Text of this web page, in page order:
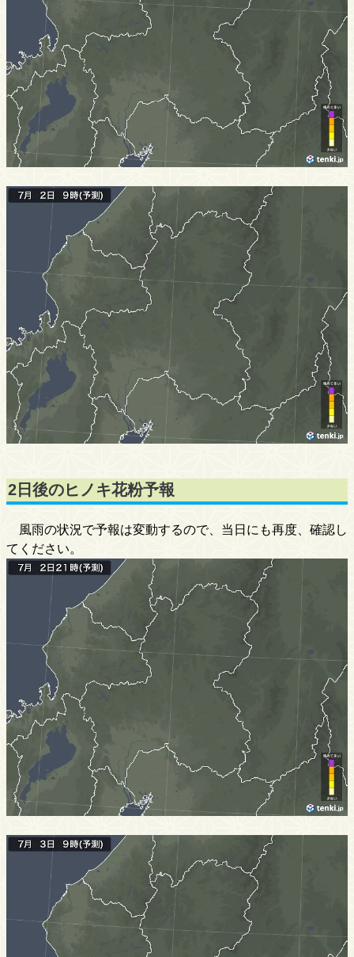
2日後のヒノキ花粉予報
風雨の状況で予報は変動するので、当日にも再度、確認し
てください。